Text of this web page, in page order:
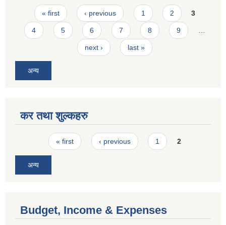
Pages
« first ‹ previous 1 2 3
4 5 6 7 8 9
next › last »
अन्य
कर तथा शुल्कहरु
Pages« first ‹ previous 1 2
अन्य
Budget, Income & Expenses